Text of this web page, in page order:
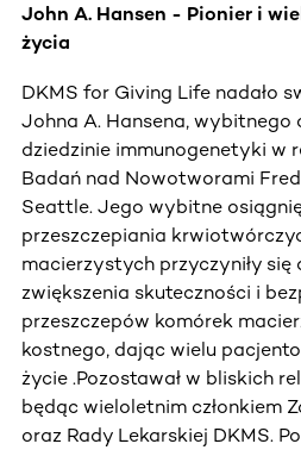
John A. Hansen - Pionier i
życia
DKMS for Giving Life nadało
Johna A. Hansena, wybitnego
dziedzinie immunogenetyki w
Badań nad Nowotworami
Seattle. Jego wybitne
przeszczepiania
macierzystych przyczyniły się
zwiększenia skuteczności i
przeszczepów komórek
kostnego, dając wielu
życie .Pozostawał w bliskich
będąc wieloletnim członkiem
oraz Rady Lekarskiej DKMS.